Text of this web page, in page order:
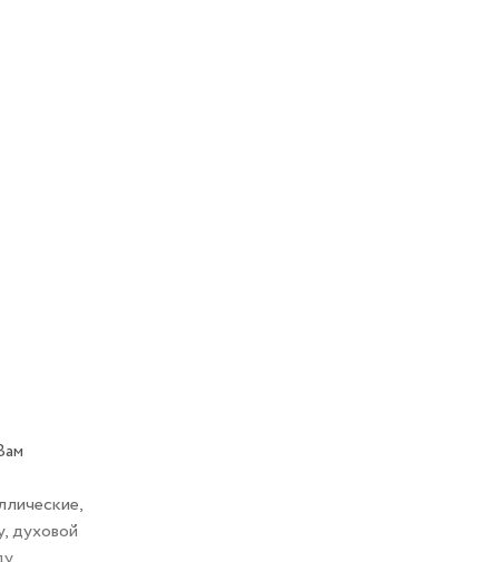
духовой